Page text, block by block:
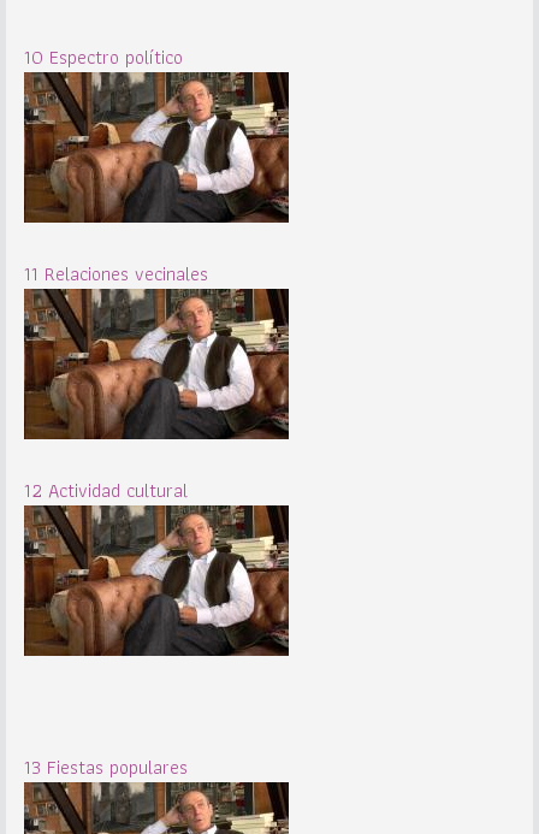
10 Espectro político
11 Relaciones vecinales
12 Actividad cultural
13 Fiestas populares